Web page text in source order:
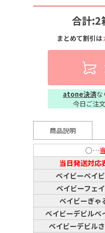
合計:2
まとめて割引は
atone決済な
今日ご注
商品説明
○…
当日発送対応
ベイビーベイ
ベイビーフェ
ベイビーぎゃ
ベイビーデビルベ
ベイビーデビル